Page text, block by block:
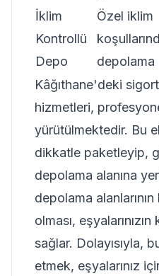
İklim
Kontrollü
Depo
Özel iklim
depolama
Kâğıthane'deki
hizmetleri,
yürütülmektedir. Bu
dikkatle paketleyip,
depolama alanına
depolama
olması,
sağlar. Dolayısıyla,
etmek, eşyalarınız